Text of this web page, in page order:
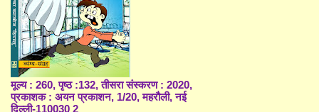
मूल्य : 260, पृष्ठ :132, तीसरा संस्करण : 2020,
प्रकाशक : अयन प्रकाशन, 1/20, महरौली, नई
दिल्ली-110030 2